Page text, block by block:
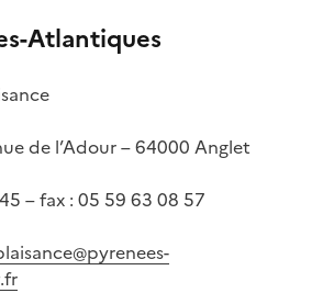
Atlantiques
de l’Adour – 64000 Anglet
– fax : 05 59 63 08 57